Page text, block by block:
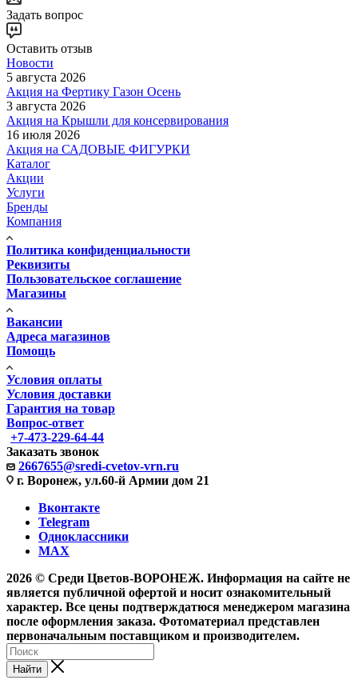
Задать вопрос
Оставить отзыв
Новости
5 августа 2026
Акция на Фертику Газон Осень
3 августа 2026
Акция на Крышли для консервирования
16 июля 2026
Акция на САДОВЫЕ ФИГУРКИ
Каталог
Акции
Услуги
Бренды
Компания
Политика конфиденциальности
Реквизиты
Пользовательское соглашение
Магазины
Вакансии
Адреса магазинов
Помощь
Условия оплаты
Условия доставки
Гарантия на товар
Вопрос-ответ
+7-473-229-64-44
Заказать звонок
2667655@sredi-cvetov-vrn.ru
г. Воронеж, ул.60-й Армии дом 21
Вконтакте
Telegram
Одноклассники
MAX
2026 © Среди Цветов-ВОРОНЕЖ. Информация на сайте не
является публичной офертой и носит ознакомительный
характер. Все цены подтверждатюся менеджером магазина
после оформления заказа. Фотоматериал представлен
первоначальным поставщиком и производителем.
Найти